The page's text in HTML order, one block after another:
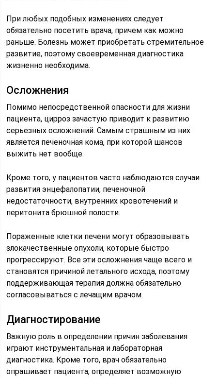
При любых подобных изменениях следует
обязательно посетить врача, причем как можно
раньше. Болезнь может приобретать стремительное
развитие, поэтому своевременная диагностика
жизненно необходима.
Осложнения
Помимо непосредственной опасности для жизни
пациента, цирроз зачастую приводит к развитию
серьезных осложнений. Самым страшным из них
является печеночная кома, при которой шансов
выжить нет вообще.
Кроме того, у пациентов часто наблюдаются случаи
развития энцефалопатии, печеночной
недостаточности, внутренних кровотечений и
перитонита брюшной полости.
Пораженные клетки печени могут образовывать
злокачественные опухоли, которые быстро
прогрессируют. Все эти осложнения чаще всего и
становятся причиной летального исхода, поэтому
поддерживающая терапия должна обязательно
согласовываться с лечащим врачом.
Диагностирование
Важную роль в определении причин заболевания
играют инструментальная и лабораторная
диагностика. Кроме того, врач обязательно
опрашивает пациента, определяет возможную